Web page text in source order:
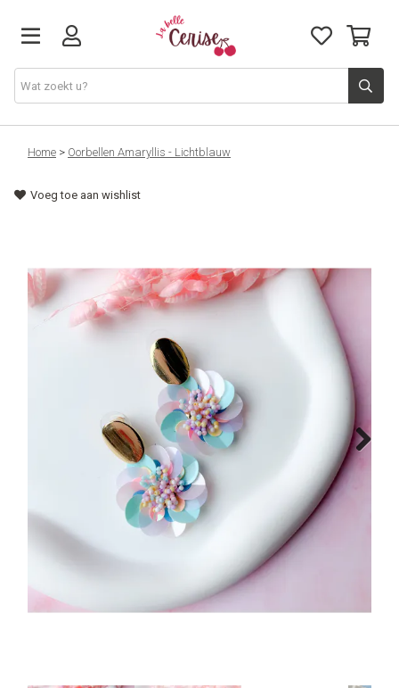
Just arrived
Juwelen & Accessoires
Lifestyle & Gifts
Home > Oorbellen Amaryllis - Lichtblauw
Voeg toe aan wishlist
Next